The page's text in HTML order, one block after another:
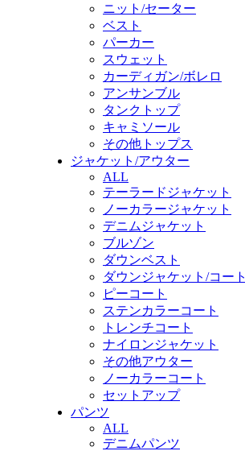
ニット/セーター
ベスト
パーカー
スウェット
カーディガン/ボレロ
アンサンブル
タンクトップ
キャミソール
その他トップス
ジャケット/アウター
ALL
テーラードジャケット
ノーカラージャケット
デニムジャケット
ブルゾン
ダウンベスト
ダウンジャケット/コート
ピーコート
ステンカラーコート
トレンチコート
ナイロンジャケット
その他アウター
ノーカラーコート
セットアップ
パンツ
ALL
デニムパンツ